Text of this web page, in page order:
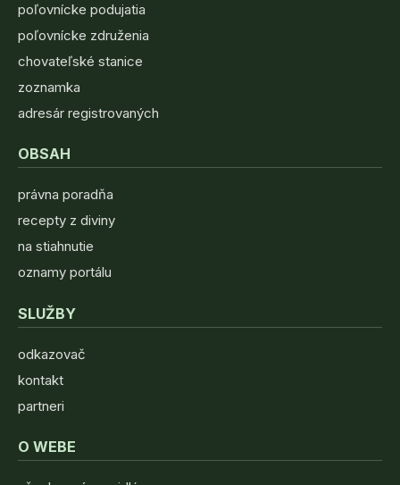
poľovnícke podujatia
poľovnícke združenia
chovateľské stanice
zoznamka
adresár registrovaných
OBSAH
právna poradňa
recepty z diviny
na stiahnutie
oznamy portálu
SLUŽBY
odkazovač
kontakt
partneri
O WEBE